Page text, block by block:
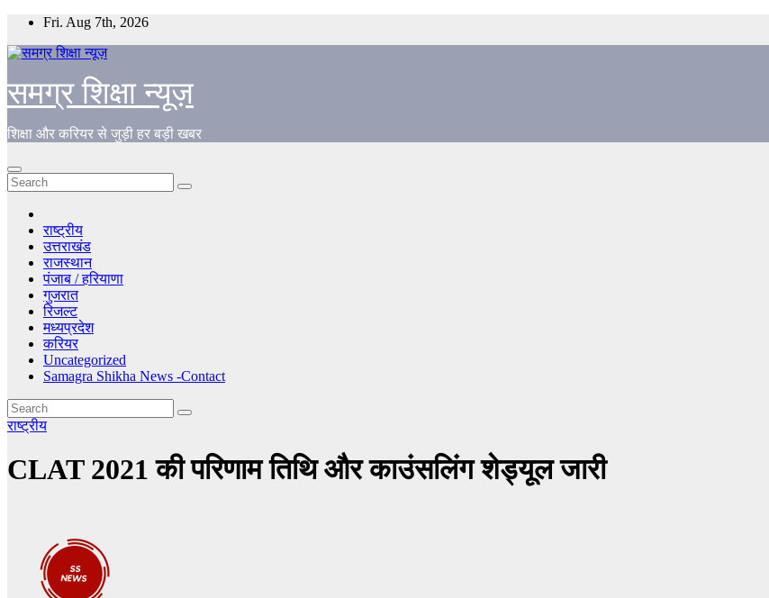
Skip
content
Fri. Aug 7th, 2026
समग्र शिक्षा न्यूज़
शिक्षा और करियर से जुड़ी हर बड़ी खबर
राष्ट्रीय
उत्तराखंड
राजस्थान
पंजाब / हरियाणा
गुजरात
रिजल्ट
मध्यप्रदेश
करियर
Uncategorized
Samagra Shikha News -Contact
राष्ट्रीय
CLAT 2021 की परिणाम तिथि और काउंसलिंग शेड्यूल जारी